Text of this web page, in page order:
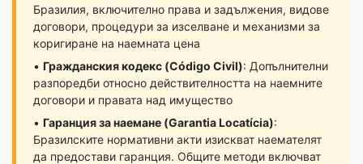
Бразилия, включително права и задължения, видове
договори, процедури за изселване и механизми за
коригиране на наемната цена
• Гражданския кодекс (Código Civil): Допълнителни
разпоредби относно действителността на наемните
договори и правата над имущество
• Гаранция за наемане (Garantia Locatícia):
Бразилските нормативни акти изискват наемателят
да предостави гаранция. Общите методи включват